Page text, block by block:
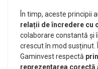
În timp, aceste principii
relații de încredere cu
colaborare constantă și
crescut în mod susținut.
Gaminvest respectă
reprezentarea